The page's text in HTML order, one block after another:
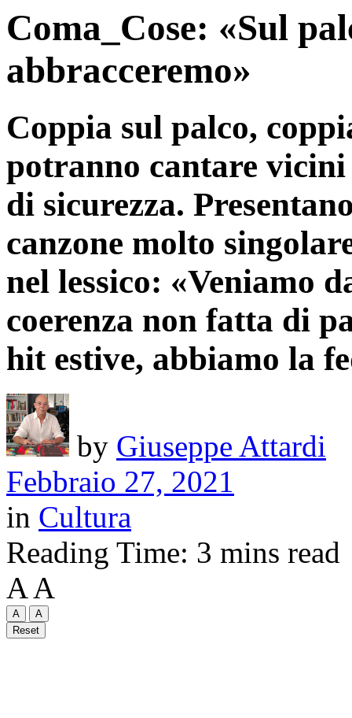
Coma_Cose: «Sul
abbracceremo»
Coppia sul palco,
potranno cantare
di sicurezza.
canzone molto
nel lessico: «Veniamo
coerenza non fatta di
hit estive, abbiamo la
by Giuseppe Attardi
Febbraio 27, 2021
in Cultura
Reading Time: 3 mins read
A A
A
A
Reset